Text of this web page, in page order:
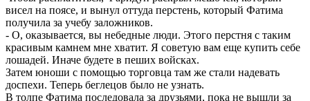
висел на поясе, и вынул оттуда перстень, который Фатима
получила за учебу заложников.
- О, оказывается, вы небедные люди. Этого перстня с таким
красивым камнем мне хватит. Я советую вам еще купить себе
лошадей. Иначе будете в пеших войсках.
Затем юноши с помощью торговца там же стали надевать
доспехи. Теперь беглецов было не узнать.
В толпе Фатима последовала за друзьями, пока не вышли за